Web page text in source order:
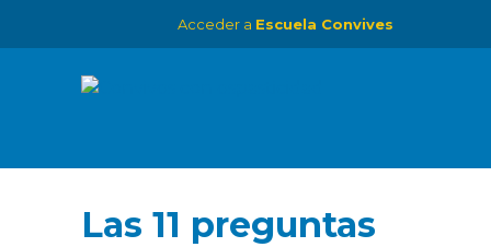
Acceder a Escuela Convives
Las 11 preguntas